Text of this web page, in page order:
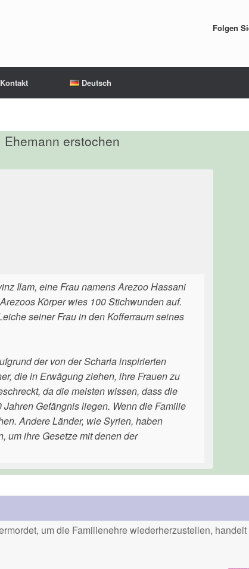
Folgen
Kontakt Deutsch
erstochen
Ilam, eine Frau namens Arezoo Hassani
Körper wies 100 Stichwunden auf.
seiner Frau in den Kofferraum seines
der von der Scharia inspirierten
die in Erwägung ziehen, ihre Frauen zu
da die meisten wissen, dass die
Gefängnis liegen. Wenn die Familie
Andere Länder, wie Syrien, haben
um ihre Gesetze mit denen der
um die Familienehre wiederherzustellen,